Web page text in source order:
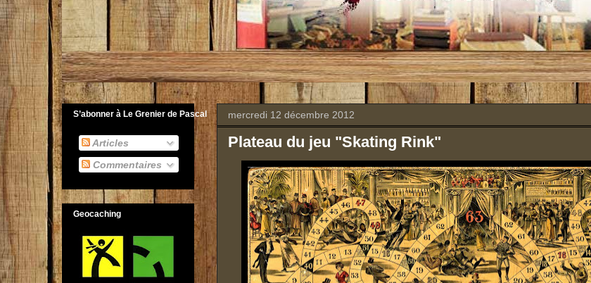
mercredi 12 décembre 2012
Plateau du jeu "Skating Rink"
S’abonner à Le Grenier de Pascal
Articles
Commentaires
Geocaching